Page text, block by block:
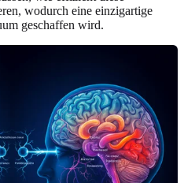
wodurch eine einzigartige
geschaffen wird.